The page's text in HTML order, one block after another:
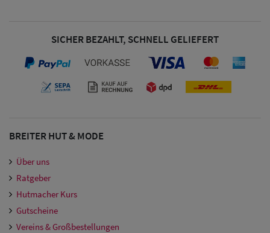
SICHER BEZAHLT, SCHNELL GELIEFERT
BREITER HUT & MODE
Über uns
Ratgeber
Hutmacher Kurs
Gutscheine
Vereins & Großbestellungen